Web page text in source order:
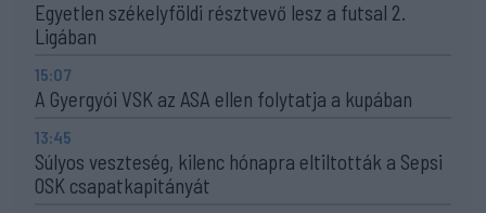
Egyetlen székelyföldi résztvevő lesz a futsal 2.
Ligában
15:07
A Gyergyói VSK az ASA ellen folytatja a kupában
13:45
Súlyos veszteség, kilenc hónapra eltiltották a Sepsi
OSK csapatkapitányát